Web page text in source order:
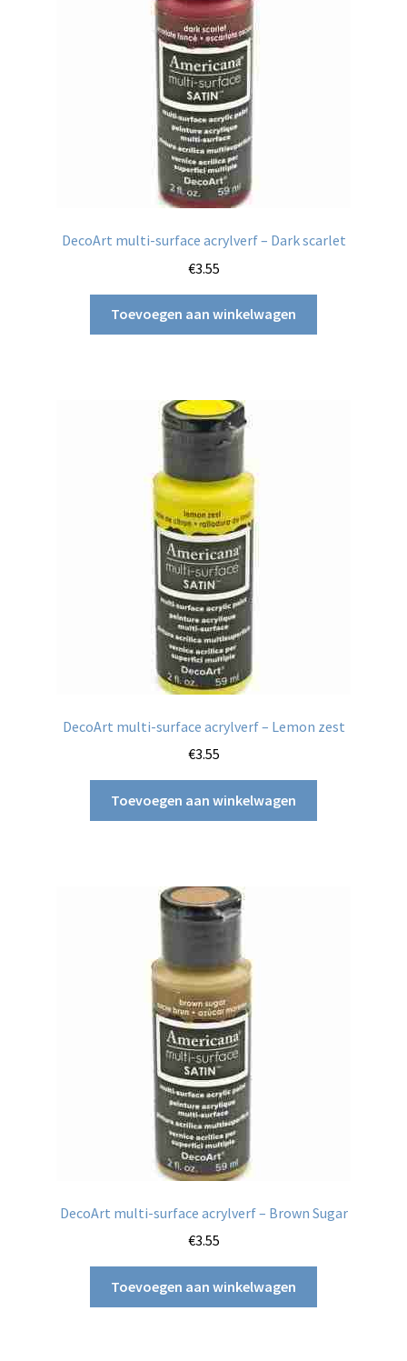
DecoArt multi-surface acrylverf – Dark scarlet
€3.55
Toevoegen aan winkelwagen
DecoArt multi-surface acrylverf – Lemon zest
€3.55
Toevoegen aan winkelwagen
DecoArt multi-surface acrylverf – Brown Sugar
€3.55
Toevoegen aan winkelwagen